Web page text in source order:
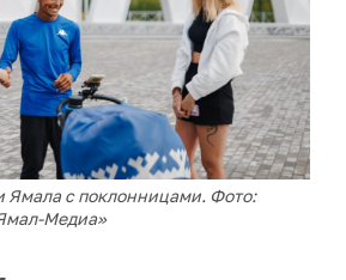
Ямала с поклонницами. Фото:
Медиа»